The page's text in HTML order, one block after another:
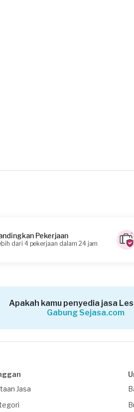
Pekerjaan
dari 4 pekerjaan dalam 24 jam
Apakah kamu penyedia jasa
Gabung Sejasa.com
Jasa